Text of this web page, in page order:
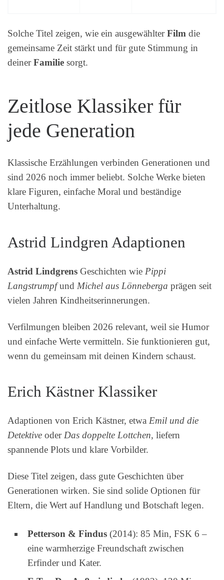
Solche Titel zeigen, wie ein ausgewählterFilm die
gemeinsame Zeit stärkt und für gute Stimmung in
deinerFamilie sorgt.
Zeitlose Klassiker für
jede Generation
Klassische Erzählungen verbinden Generationen und
sind 2026 noch immer beliebt. Solche Werke bieten
klare Figuren, einfache Moral und beständige
Unterhaltung.
Astrid Lindgren Adaptionen
Astrid Lindgrens Geschichten wie Pippi
Langstrumpfund Michel aus Lönneberga prägen seit
vielen Jahren Kindheitserinnerungen.
Verfilmungen bleiben 2026 relevant, weil sie Humor
und einfache Werte vermitteln. Sie funktionieren gut,
wenn du gemeinsam mit deinen Kindern schaust.
Erich Kästner Klassiker
Adaptionen von Erich Kästner, etwa Emil und die
Detektive oder Das doppelte Lottchen, liefern
spannende Plots und klare Vorbilder.
Diese Titel zeigen, dass gute Geschichten über
Generationen wirken. Sie sind solide Optionen für
Eltern, die Wert auf Handlung und Botschaft legen.
Petterson & Findus (2014): 85 Min, FSK 6 –
eine warmherzige Freundschaft zwischen
Erfinder und Kater.